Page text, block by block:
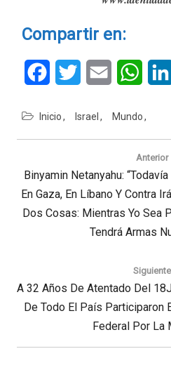
Compartir en:
FacebookTwitter Email
Inicio Israel Mundo
Navegación
entradas
Anterior
Previous
Post:
Binyamin Netanyahu:
En Gaza, En Líbano Y Contra
Dos Cosas: Mientras Yo Sea
Tendrá Armas
Siguiente
Next
Post:
A 32 Años De Atentado Del
De Todo El País Participaron
Federal Por La